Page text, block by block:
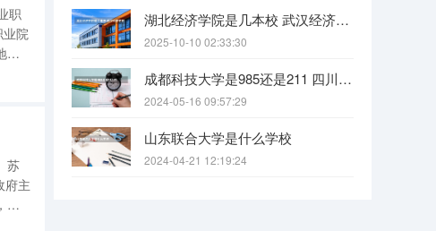
业院
学
湖北经济学院是几本校 武汉经济学院是几本
2025-10-10 02:33:30
成都科技大学是985还是211 四川科技大学全国排名
2024-05-16 09:57:29
山东联合大学是什么学校
2024-04-21 12:19:24